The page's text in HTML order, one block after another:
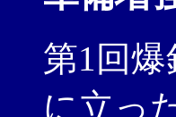
第1回
に立っ